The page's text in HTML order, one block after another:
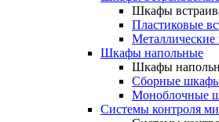
Шкафы
Пластиковые
Шкафы напольные
Шкафы
Сборные шкафы
Моноблочные
Системы контроля